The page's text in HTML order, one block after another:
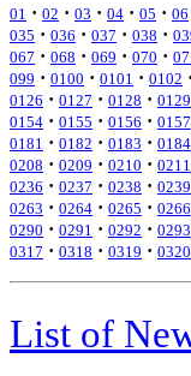
01 · 02 · 03 · 04 · 05 · 06
035 · 036 · 037 · 038 ·
067 · 068 · 069 · 070 ·
099 · 0100 · 0101 · 0102 ·
0126 · 0127 · 0128 · 0129
0154 · 0155 · 0156 · 0157
0181 · 0182 · 0183 · 0184
0208 · 0209 · 0210 · 0211
0236 · 0237 · 0238 · 0239
0263 · 0264 · 0265 · 0266
0290 · 0291 · 0292 · 0293
0317 · 0318 · 0319 · 0320
List of